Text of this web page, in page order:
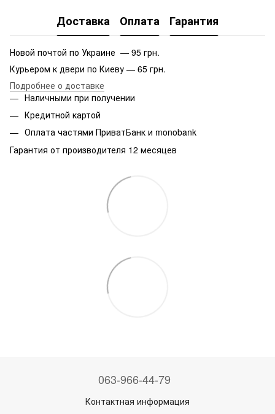
Доставка Оплата Гарантия
Новой почтой по Украине — 95 грн.
Курьером к двери по Киеву — 65 грн.
Подробнее о доставке
Наличными при получении
Кредитной картой
Оплата частями ПриватБанк и monobank
Гарантия от производителя 12 месяцев
063-966-44-79
Контактная информация